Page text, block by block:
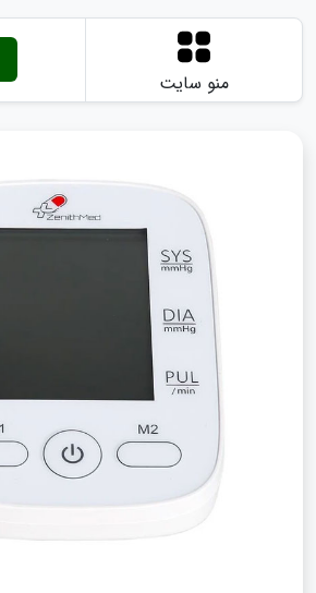
منو سایت